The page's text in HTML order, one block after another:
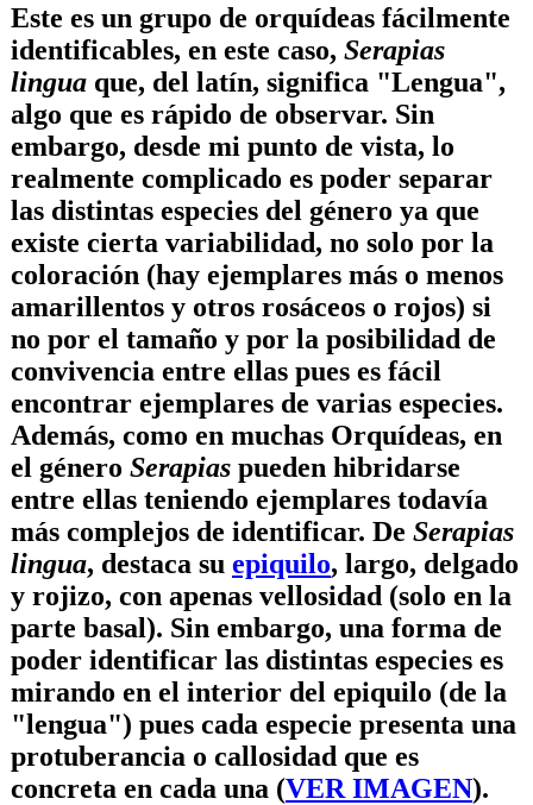
Este es un grupo de orquídeas fácilmente
identificables, en este caso, Serapias
lingua que, del latín, significa "Lengua",
algo que es rápido de observar. Sin
embargo, desde mi punto de vista, lo
realmente complicado es poder separar
las distintas especies del género ya que
existe cierta variabilidad, no solo por la
coloración (hay ejemplares más o menos
amarillentos y otros rosáceos o rojos) si
no por el tamaño y por la posibilidad de
convivencia entre ellas pues es fácil
encontrar ejemplares de varias especies.
Además, como en muchas Orquídeas, en
el género Serapias pueden hibridarse
entre ellas teniendo ejemplares todavía
más complejos de identificar. De Serapias
lingua, destaca su epiquilo, largo, delgado
y rojizo, con apenas vellosidad (solo en la
parte basal). Sin embargo, una forma de
poder identificar las distintas especies es
mirando en el interior del epiquilo (de la
"lengua") pues cada especie presenta una
protuberancia o callosidad que es
concreta en cada una (VER IMAGEN).